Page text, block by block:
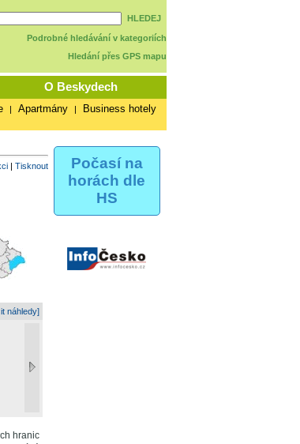
HLEDEJ
Podrobné hledávání v kategoriích
Hledání přes GPS mapu
O Beskydech
| Apartmány | Business hotely
| Tisknout
náhledy]
hranic
Počasí na
horách dle
HS